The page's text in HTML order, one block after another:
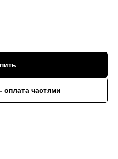
оплата частями